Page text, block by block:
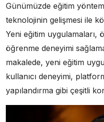
Günümüzde eğitim
teknolojinin gelişmesi ile
Yeni eğitim uygulamaları,
öğrenme deneyimi
makalede, yeni eğitim
kullanıcı deneyimi,
yapılandırma gibi çeşitli